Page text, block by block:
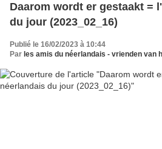
Daarom wordt er gestaakt =
du jour (2023_02_16)
Publié le 16/02/2023 à 10:44
Par les amis du néerlandais - vrienden van